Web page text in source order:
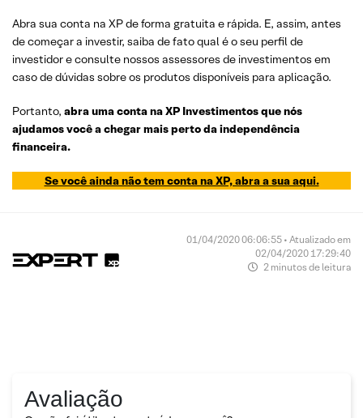
Abra sua conta na XP de forma gratuita e rápida. E, assim, antes
de começar a investir, saiba de fato qual é o seu perfil de
investidor e consulte nossos assessores de investimentos em
caso de dúvidas sobre os produtos disponíveis para aplicação.
Portanto, abra uma conta na XP Investimentos que nós
ajudamos você a chegar mais perto da independência
financeira.
Se você ainda não tem conta na XP, abra a sua aqui.
01/04/2020 06:06:55 • Atualizado em
02/04/2020 17:29:40
2 minutos de leitura
Avaliação